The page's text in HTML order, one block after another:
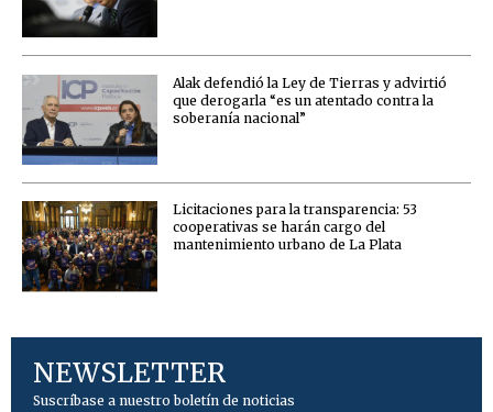
Alak defendió la Ley de Tierras y advirtió
que derogarla “es un atentado contra la
soberanía nacional”
Licitaciones para la transparencia: 53
cooperativas se harán cargo del
mantenimiento urbano de La Plata
NEWSLETTER
Suscríbase a nuestro boletín de noticias